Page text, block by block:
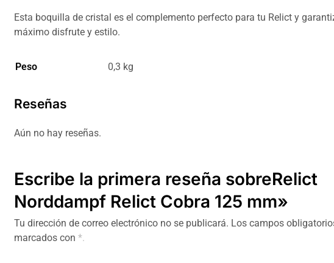
Esta boquilla de cristal es el complemento perfecto para tu Relict y
máximo disfrute y estilo.
Peso 0,3 kg
Reseñas
Aún no hay reseñas.
Escribe la primera reseña sobreRelict
Norddampf Relict Cobra 125 mm»
Tu dirección de correo electrónico no se publicará. Los campos
marcados con *.